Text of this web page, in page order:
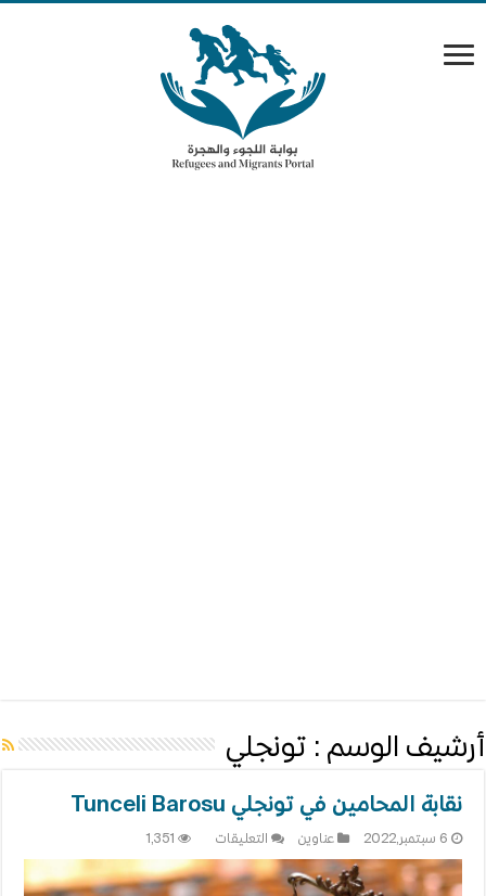
أرشيف الوسم : تونجلي
نقابة المحامين في تونجلي Tunceli Barosu
6 سبتمبر,2022 عناوين التعليقات
المحامين
1,351